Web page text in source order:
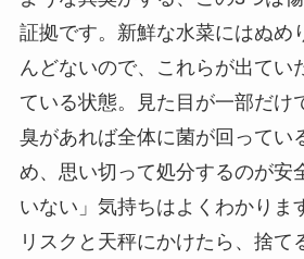
証拠です。新鮮な水菜にはぬめ
んどないので、これらが出てい
ている状態。見た目が一部だけ
臭があれば全体に菌が回ってい
め、思い切って処分するのが安
いない」気持ちはよくわかりま
リスクと天秤にかけたら、捨て